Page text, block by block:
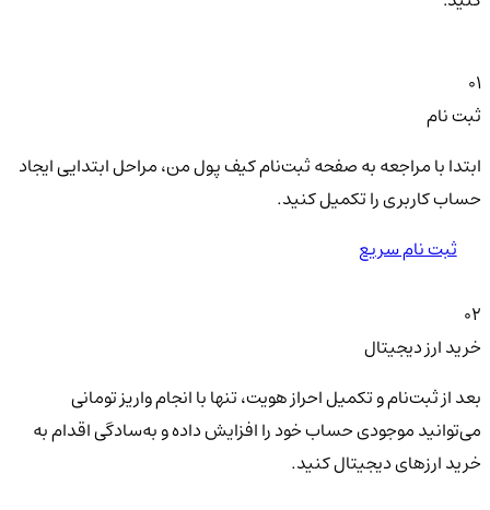
01
ثبت نام
ابتدا با مراجعه به صفحه ثبت‌نام کیف‌ پول من، مراحل ابتدایی ایجاد
حساب کاربری را تکمیل کنید.
ثبت نام سریع
02
خرید ارز دیجیتال
بعد از ثبت‌نام و تکمیل احراز هویت، تنها با انجام واریز تومانی
می‌توانید موجودی حساب خود را افزایش داده و به‌سادگی اقدام به
خرید ارزهای دیجیتال کنید.